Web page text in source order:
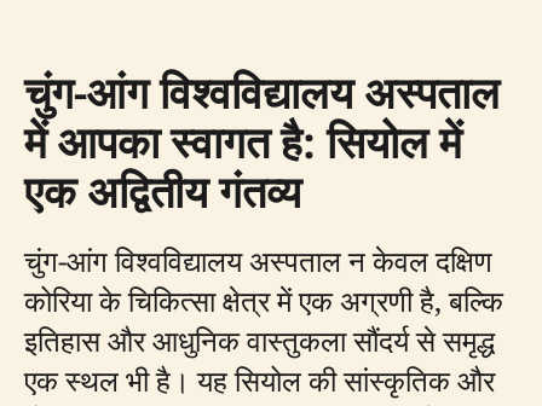
चुंग-आंग विश्वविद्यालय अस्पताल
में आपका स्वागत है: सियोल में
एक अद्वितीय गंतव्य
चुंग-आंग विश्वविद्यालय अस्पताल न केवल दक्षिण
कोरिया के चिकित्सा क्षेत्र में एक अग्रणी है, बल्कि
इतिहास और आधुनिक वास्तुकला सौंदर्य से समृद्ध
एक स्थल भी है। यह सियोल की सांस्कृतिक और